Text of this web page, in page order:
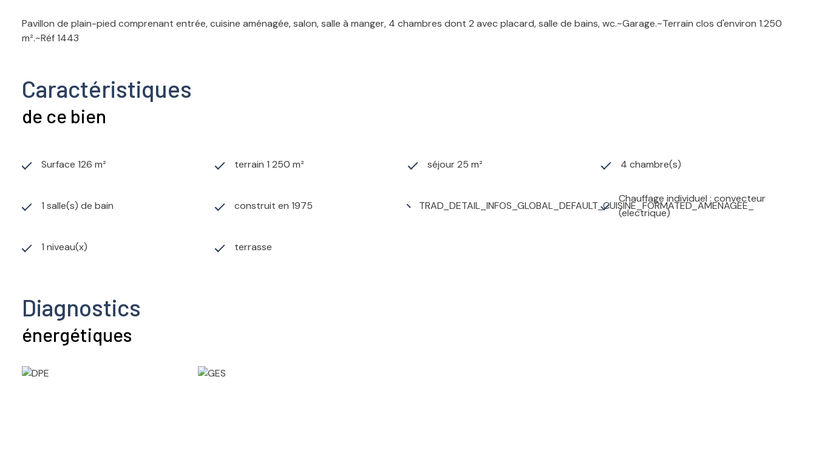
Pavillon de plain-pied comprenant entrée, cuisine aménagée, salon, salle à manger, 4 chambres dont 2 avec placard, salle de bains, wc.~Garage.~Terrain clos d'environ 1.250
m².~Réf 1443
Caractéristiques
de ce bien
Surface 126 m² terrain 1 250 m² séjour 25 m² 4 chambre(s)
1 salle(s) de bain construit en 1975 TRAD_DETAIL_INFOS_GLOBAL_DEFAULT_CUISINE_FORMATED_AMENAGEE_
Chauffage individuel : convecteur
(electrique)
1 niveau(x) terrasse
Diagnostics
énergétiques